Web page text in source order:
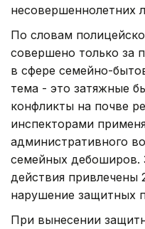
несовершеннолетних
По словам
совершено только за
в сфере семейно-
тема - это затяжные
конфликты на почве
инспекторами
административного
семейных дебоширов.
действия привлечены
нарушение защитных
При вынесении